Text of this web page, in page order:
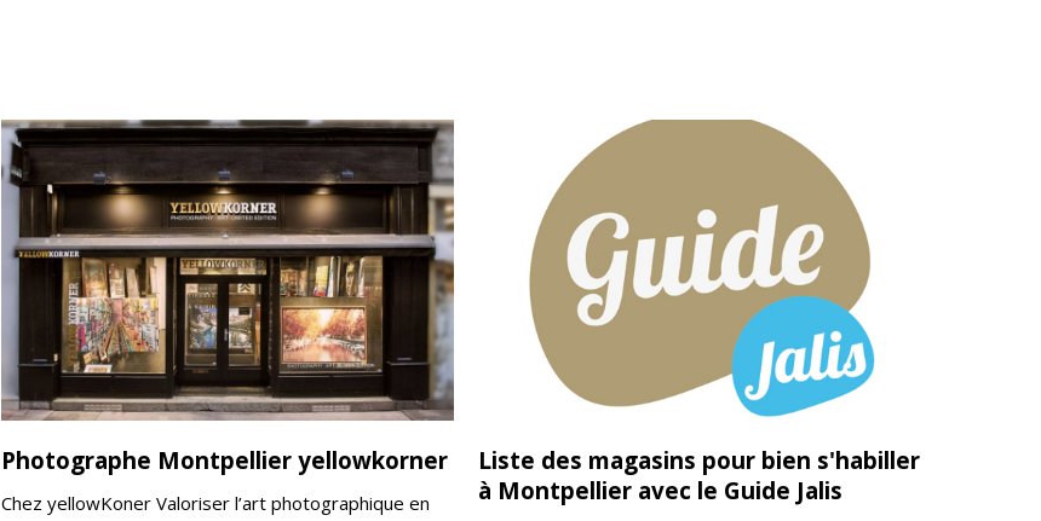
Photographe Montpellier yellowkorner
Chez yellowKoner Valoriser l’art photographique en
Liste des magasins pour bien s'habiller
à Montpellier avec le Guide Jalis